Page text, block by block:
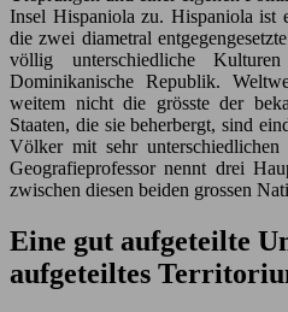
Insel Hispaniola zu. Hispaniola
die zwei diametral
völlig unterschiedliche
Dominikanische Republik.
weitem nicht die grösste der
Staaten, die sie beherbergt, sind
Völker mit sehr unterschiedlichen
Geografieprofessor nennt drei
zwischen diesen beiden grossen
Eine gut aufgeteilte
aufgeteiltes